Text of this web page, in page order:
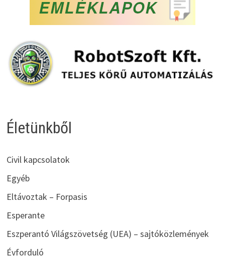
Életünkből
Civil kapcsolatok
Egyéb
Eltávoztak – Forpasis
Esperante
Eszperantó Világszövetség (UEA) – sajtóközlemények
Évforduló